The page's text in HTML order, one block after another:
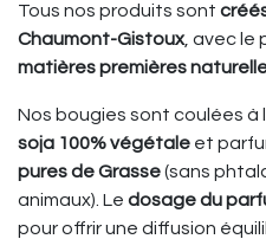
Tous nos produits sont
Chaumont-Gistoux, avec le
matières premières
Nos bougies sont coulées à
soja 100% végétale et
pures de Grasse(sans
animaux). Le dosage du
pour offrir une diffusion